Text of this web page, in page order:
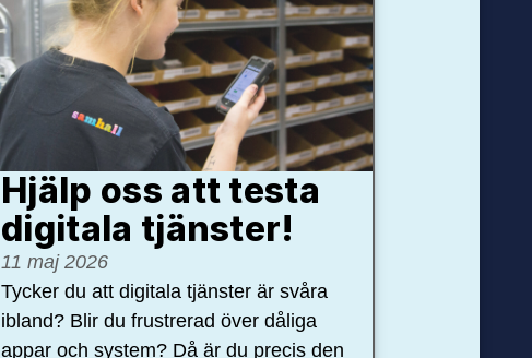
Hjälp oss att testa
digitala tjänster!
11 maj 2026
Tycker du att digitala tjänster är svåra
ibland? Blir du frustrerad över dåliga
appar och system? Då är du precis den